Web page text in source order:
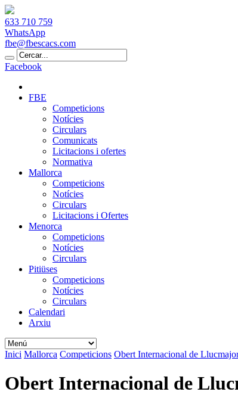
633 710 759
WhatsApp
fbe@fbescacs.com
Facebook
FBE
Competicions
Notícies
Circulars
Comunicats
Licitacions i ofertes
Normativa
Mallorca
Competicions
Notícies
Circulars
Licitacions i Ofertes
Menorca
Competicions
Notícies
Circulars
Pitiüses
Competicions
Notícies
Circulars
Calendari
Arxiu
Inici Mallorca Competicions Obert Internacional de
Obert Internacional de